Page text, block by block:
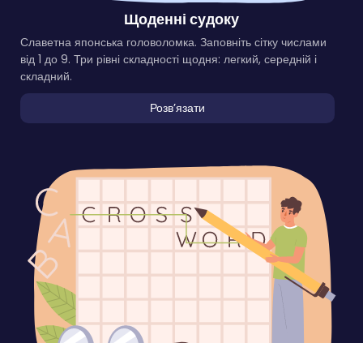
Щоденні судоку
Славетна японська головоломка. Заповніть сітку числами
від 1 до 9. Три рівні складності щодня: легкий, середній і
складний.
Розвʼязати